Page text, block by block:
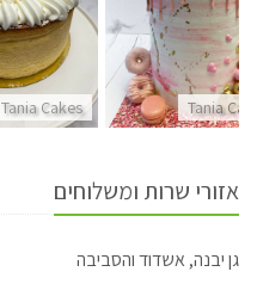
Tania
Tania Cakes
אזורי שרות ומשלוחים
גן יבנה, אשדוד והסביבה